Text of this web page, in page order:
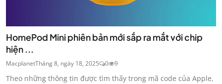
HomePod Mini phiên bản mới sắp ra mắt với chip
hiện ...
MacplanetTháng 8, ngày 18, 2025 0 9
Theo những thông tin được tìm thấy trong mã code của Apple,